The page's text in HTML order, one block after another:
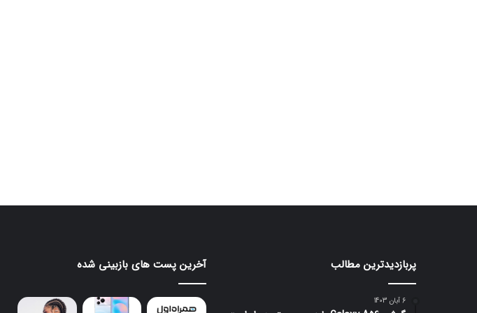
پربازدیدترین مطالب
6 آبان 1403
آخرین پست های بازبینی شده
موتورولا
عجیب
هواوی
nova
16
SE